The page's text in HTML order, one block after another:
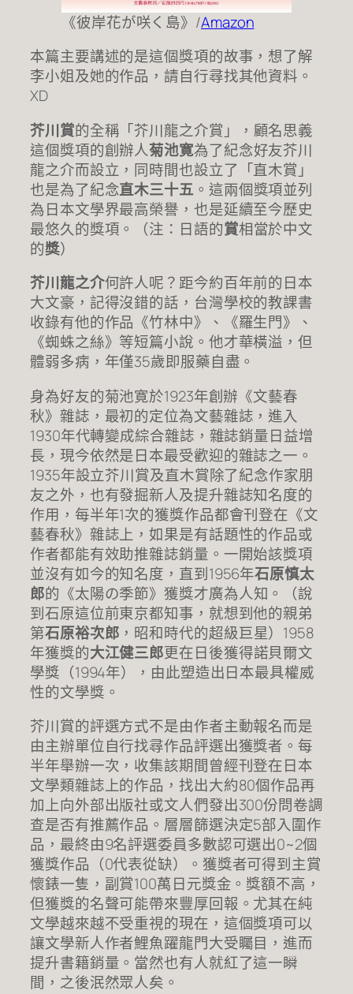
《彼岸花が咲く島》/Amazon
本篇主要講述的是這個獎項的故事，想了解
李小姐及她的作品，請自行尋找其他資料。
XD
芥川賞的全稱「芥川龍之介賞」，顧名思義
這個獎項的創辦人菊池寛為了紀念好友芥川
龍之介而設立，同時間也設立了「直木賞」
也是為了紀念直木三十五。這兩個獎項並列
為日本文學界最高榮譽，也是延續至今歷史
最悠久的獎項。（注：日語的賞相當於中文
的獎）
芥川龍之介何許人呢？距今約百年前的日本
大文豪，記得沒錯的話，台灣學校的教課書
收錄有他的作品《竹林中》、《羅生門》、
《蜘蛛之絲》等短篇小說。他才華橫溢，但
體弱多病，年僅35歲即服藥自盡。
身為好友的菊池寛於1923年創辦《文藝春
秋》雜誌，最初的定位為文藝雜誌，進入
1930年代轉變成綜合雜誌，雜誌銷量日益增
長，現今依然是日本最受歡迎的雜誌之一。
1935年設立芥川賞及直木賞除了紀念作家朋
友之外，也有發掘新人及提升雜誌知名度的
作用，每半年1次的獲獎作品都會刊登在《文
藝春秋》雜誌上，如果是有話題性的作品或
作者都能有效助推雜誌銷量。一開始該獎項
並沒有如今的知名度，直到1956年石原慎太
郎的《太陽の季節》獲獎才廣為人知。（說
到石原這位前東京都知事，就想到他的親弟
第石原裕次郎 ，昭和時代的超級巨星）1958
年獲獎的大江健三郎更在日後獲得諾貝爾文
學獎（1994年），由此塑造出日本最具權威
性的文學獎。
芥川賞的評選方式不是由作者主動報名而是
由主辦單位自行找尋作品評選出獲獎者。每
半年舉辦一次，收集該期間曾經刊登在日本
文學類雜誌上的作品，找出大約80個作品再
加上向外部出版社或文人們發出300份問卷調
查是否有推薦作品。層層篩選決定5部入圍作
品，最終由9名評選委員多數認可選出0~2個
獲獎作品（0代表從缺）。獲獎者可得到主賞
懷錶一隻，副賞100萬日元獎金。獎額不高，
但獲獎的名聲可能帶來豐厚回報。尤其在純
文學越來越不受重視的現在，這個獎項可以
讓文學新人作者鯉魚躍龍門大受矚目，進而
提升書籍銷量。當然也有人就紅了這一瞬
間，之後泯然眾人矣。